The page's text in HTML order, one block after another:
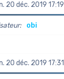
20 déc. 2019 17:19
obi
20 déc. 2019 17:31